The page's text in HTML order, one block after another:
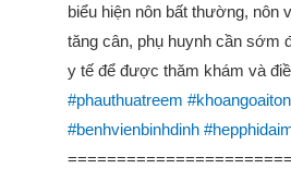
biểu hiện nôn bất thường, nôn
tăng cân, phụ huynh cần sớm
y tế để được thăm khám và
#phauthuatreem
#benhvienbinhdinh
=======================